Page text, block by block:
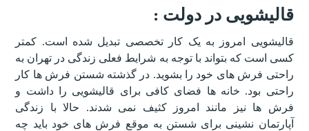
قالیشویی در دولت :
قالیشویی امروز به یک کار تخصصی تبدیل شده است. کمتر
کسی است که بتواند با توجه به شرایط فعلی زندگی در تهران به
راحتی فرش های خود را بشوید. در گذشته شستن فرش ها کار
راحتی بود. خانه ها فضای کافی برای قالیشویی را داشت و
فرش ها نیز مانند امروز کثیف نمی شدند. حالا با زندگی
آپارتمان نشینی برای شستن به موقع فرش های خود باید چه